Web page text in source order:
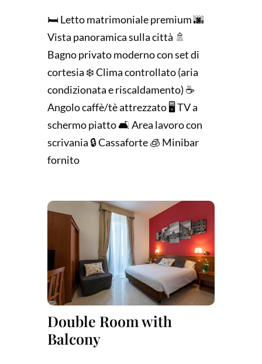
🛏️ Letto matrimoniale premium 🌆
Vista panoramica sulla città 🚿
Bagno privato moderno con set di
cortesia ❄️ Clima controllato (aria
condizionata e riscaldamento) ☕
Angolo caffè/tè attrezzato 🖥️ TV a
schermo piatto 🛋️ Area lavoro con
scrivania 🔒 Cassaforte 🧊 Minibar
fornito
Double Room with
Balcony